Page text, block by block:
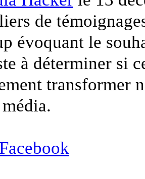
de
évoquant le
à déterminer si
transformer
Facebook